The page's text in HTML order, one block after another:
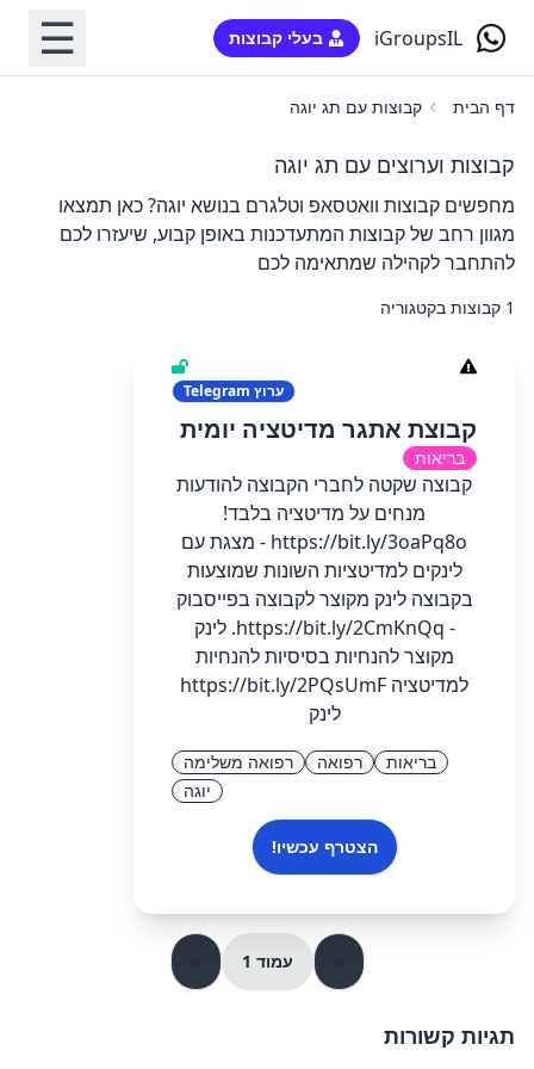
iGroupsIL בעלי קבוצות ☰
דף הבית קבוצות עם תג יוגה
קבוצות וערוצים עם תג יוגה
מחפשים קבוצות וואטסאפ וטלגרם בנושא יוגה? כאן תמצאו
מגוון רחב של קבוצות המתעדכנות באופן קבוע, שיעזרו לכם
להתחבר לקהילה שמתאימה לכם
1 קבוצות בקטגוריה
ערוץ
קבוצת אתגר מדיטציה יומית
בריאות
קבוצה שקטה לחברי הקבוצה להודעות
מנחים על מדיטציה בלבד!
https://bit.ly/3oaPq8o - מצגת עם
לינקים למדיטציות השונות שמוצעות
בקבוצה לינק מקוצר לקבוצה בפייסבוק
- https://bit.ly/2CmKnQq. לינק
מקוצר להנחיות בסיסיות להנחיות
למדיטציה https://bit.ly/2PQsUmF
לינק
בריאות רפואה
רפואה משלימה
יוגה
הצטרף עכשיו!
עמוד 1
תגיות קשורות